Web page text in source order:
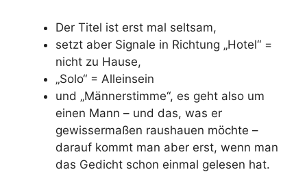
Der Titel ist erst mal seltsam,
setzt aber Signale in Richtung „Hotel“ =
nicht zu Hause,
„Solo“ = Alleinsein
und „Männerstimme“, es geht also um
einen Mann – und das, was er
gewissermaßen raushauen möchte –
darauf kommt man aber erst, wenn man
das Gedicht schon einmal gelesen hat.